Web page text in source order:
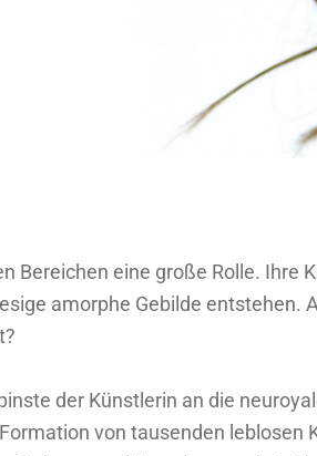
Bereichen eine große Rolle.
amorphe Gebilde
der Künstlerin an die
von tausenden